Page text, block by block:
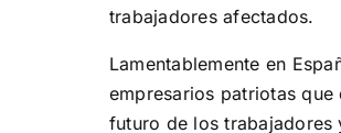
trabajadores afectados.
Lamentablemente en
empresarios patriotas que
futuro de los trabajadores